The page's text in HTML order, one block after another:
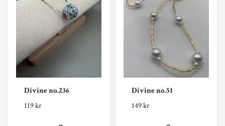
Divine no.236
119 kr
Divine no.51
149 kr